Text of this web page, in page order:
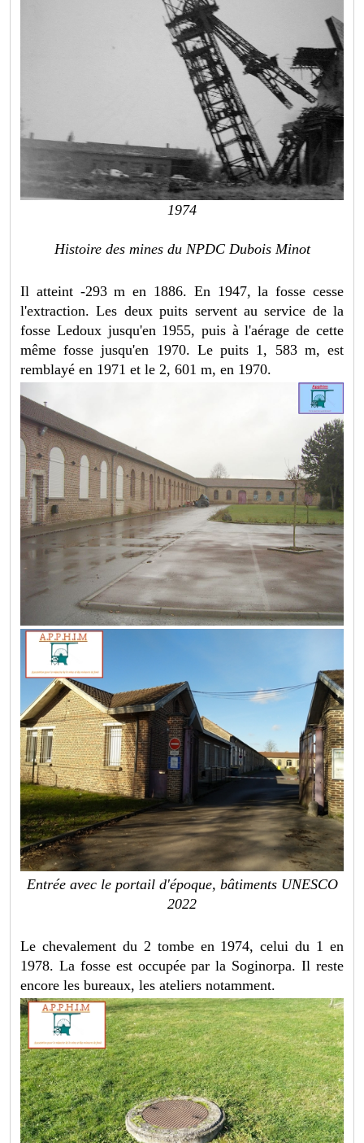
1974
Histoire des mines du NPDC Dubois Minot
Il atteint -293 m en 1886. En 1947, la fosse cesse
l'extraction. Les deux puits servent au service de la
fosse Ledoux jusqu'en 1955, puis à l'aérage de cette
même fosse jusqu'en 1970. Le puits 1, 583 m, est
remblayé en 1971 et le 2, 601 m, en 1970.
Entrée avec le portail d'époque, bâtiments UNESCO
2022
Le chevalement du 2 tombe en 1974, celui du 1 en
1978. La fosse est occupée par la Soginorpa. Il reste
encore les bureaux, les ateliers notamment.